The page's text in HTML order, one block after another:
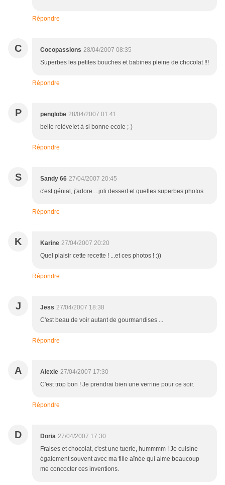
Répondre
C Cocopassions 28/04/2007 08:35
Superbes les petites bouches et babines pleine de chocolat !!!
Répondre
P penglobe 28/04/2007 01:41
belle relève!et à si bonne ecole ;-)
Répondre
S Sandy 66 27/04/2007 20:45
c'est génial, j'adore....joli dessert et quelles superbes photos
Répondre
K Karine 27/04/2007 20:20
Quel plaisir cette recette ! ...et ces photos ! :))
Répondre
J Jess 27/04/2007 18:38
C'est beau de voir autant de gourmandises ...
Répondre
A Alexie 27/04/2007 17:30
C'est trop bon ! Je prendrai bien une verrine pour ce soir.
Répondre
D Doria 27/04/2007 17:30
Fraises et chocolat, c'est une tuerie, hummmm ! Je cuisine
également souvent avec ma fille aînée qui aime beaucoup
me concocter ces inventions.